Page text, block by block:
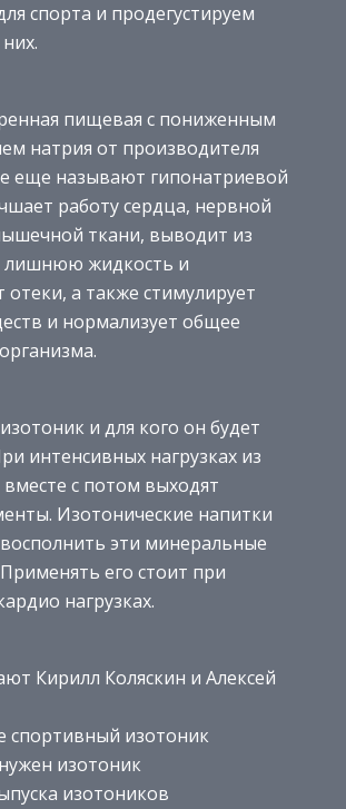
спорта и продегустируем
пищевая с пониженным
натрия от производителя
еще называют гипонатриевой
работу сердца, нервной
ткани, выводит из
лишнюю жидкость и
а также стимулирует
и нормализует общее
и для кого он будет
интенсивных нагрузках из
с потом выходят
Изотонические напитки
эти минеральные
его стоит при
нагрузках.
Кирилл Коляскин и Алексей
спортивный изотоник
изотоник
изотоников